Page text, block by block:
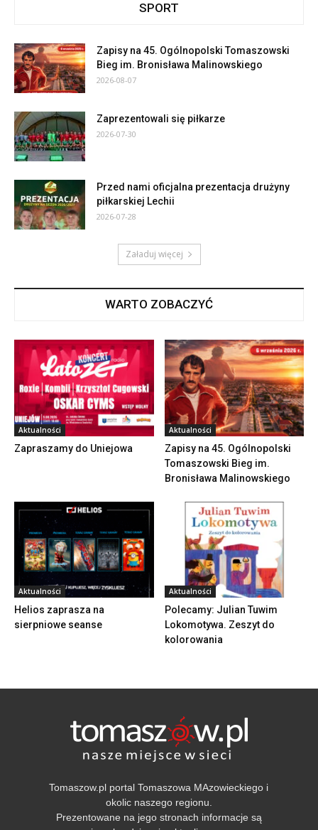
SPORT
Zapisy na 45. Ogólnopolski Tomaszowski
Bieg im. Bronisława Malinowskiego
2026-08-07
Zaprezentowali się piłkarze
2026-07-30
Przed nami oficjalna prezentacja drużyny
piłkarskiej Lechii
2026-07-28
Załaduj więcej
WARTO ZOBACZYĆ
Aktualności
Zapraszamy do Uniejowa
Aktualności
Zapisy na 45. Ogólnopolski
Tomaszowski Bieg im.
Bronisława Malinowskiego
Aktualności
Helios zaprasza na
sierpniowe seanse
Aktualności
Polecamy: Julian Tuwim
Lokomotywa. Zeszyt do
kolorowania
Tomaszow.pl portal Tomaszowa MAzowieckiego i
okolic naszego regionu.
Prezentowane na jego stronach informacje są